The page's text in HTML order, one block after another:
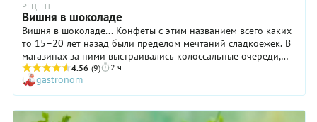
РЕЦЕПТ
Вишня в шоколаде
Вишня в шоколаде... Конфеты с этим названием всего каких-
то 15–20 лет назад были пределом мечтаний сладкоежек. В
магазинах за ними выстраивались колоссальные очереди,
люди были готовы стоять за лакомством часами. Говорят, что
причиной особой любви людей к этом десерту было
присутствие коньяка в начинке. Кто знает, но что алкоголь
придавал вишне в шоколаде особые ноты вкуса — это точно.
4.56 (9) 2 ч
gastronom